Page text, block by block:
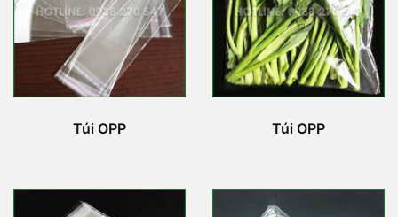
Túi OPP Túi OPP